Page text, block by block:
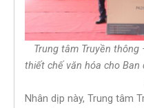
Trung tâm Truyền
thiết chế văn hóa cho Ban
Nhân dịp này, Trung tâm